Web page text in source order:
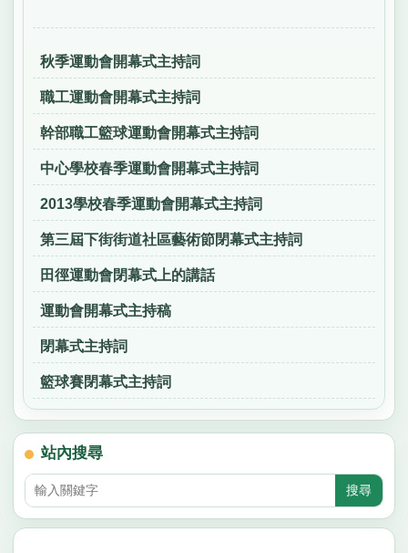
秋季運動會開幕式主持詞
職工運動會開幕式主持詞
幹部職工籃球運動會開幕式主持詞
中心學校春季運動會開幕式主持詞
2013學校春季運動會開幕式主持詞
第三屆下街街道社區藝術節閉幕式主持詞
田徑運動會閉幕式上的講話
運動會開幕式主持稿
閉幕式主持詞
籃球賽閉幕式主持詞
站內搜尋